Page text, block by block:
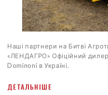
Наші партнери на Битві
«ЛЕНДАГРО» Офіційний дилер
Dominoni в Україні.
ДЕТАЛЬНІШЕ